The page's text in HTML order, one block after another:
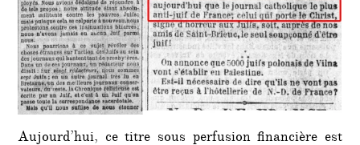
Aujourd’hui, ce titre sous perfusion financière est